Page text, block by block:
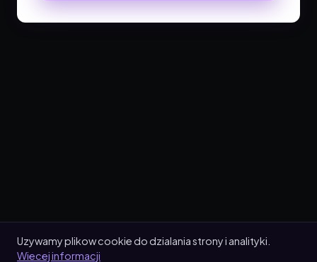
Uzywamy plikow cookie do dzialania strony i analityki.
Wiecej informacji